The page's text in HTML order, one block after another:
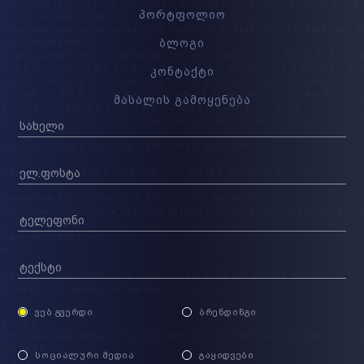
პორტფოლიო
ბლოგი
კონტაქტი
მასალის გამოყენება
ᲕᲔᲑ ᲒᲕᲔᲠᲓᲘ ᲑᲠᲔᲜᲓᲘᲜᲒᲘ
ᲡᲝᲪᲘᲐᲚᲣᲠᲘ ᲛᲔᲓᲘᲐ ᲒᲐᲧᲘᲓᲕᲔᲑᲘ